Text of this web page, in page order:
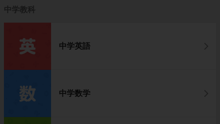
中学教科
中学英語
中学数学